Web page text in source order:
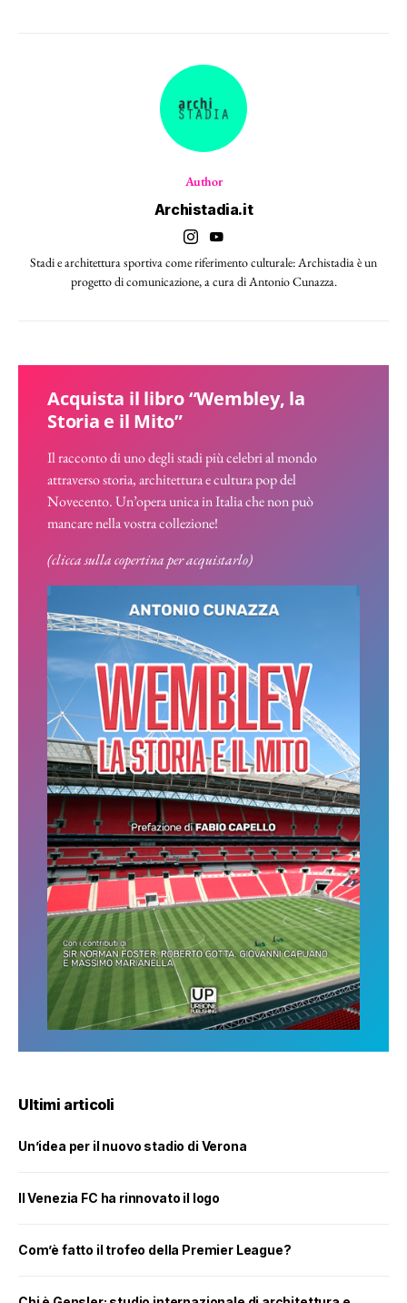
Author
Archistadia.it
Stadi e architettura sportiva come riferimento culturale: Archistadia è un
progetto di comunicazione, a cura di Antonio Cunazza.
Acquista il libro “Wembley, la
Storia e il Mito”
Il racconto di uno degli stadi più celebri al mondo
attraverso storia, architettura e cultura pop del
Novecento. Un’opera unica in Italia che non può
mancare nella vostra collezione!
(clicca sulla copertina per acquistarlo)
Ultimi articoli
Un’idea per il nuovo stadio di Verona
Il Venezia FC ha rinnovato il logo
Com’è fatto il trofeo della Premier League?